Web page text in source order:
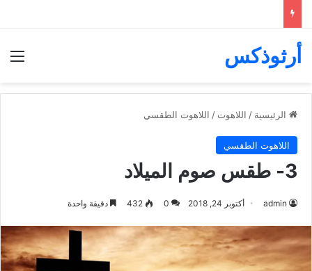
أرثوذكس
الرئيسية / اللاهوت / اللاهوت الطقسي
اللاهوت الطقسي
3- طقس صوم الميلاد
admin أكتوبر 24, 2018 0
432 دقيقة واحدة